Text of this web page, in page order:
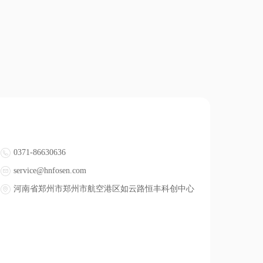
0371-86630636
service@hnfosen.com
河南省郑州市郑州市航空港区如云路恒丰科创中心